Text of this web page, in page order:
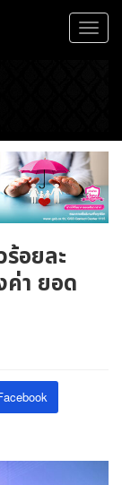
Toggle
อยละ
ค่า ยอด